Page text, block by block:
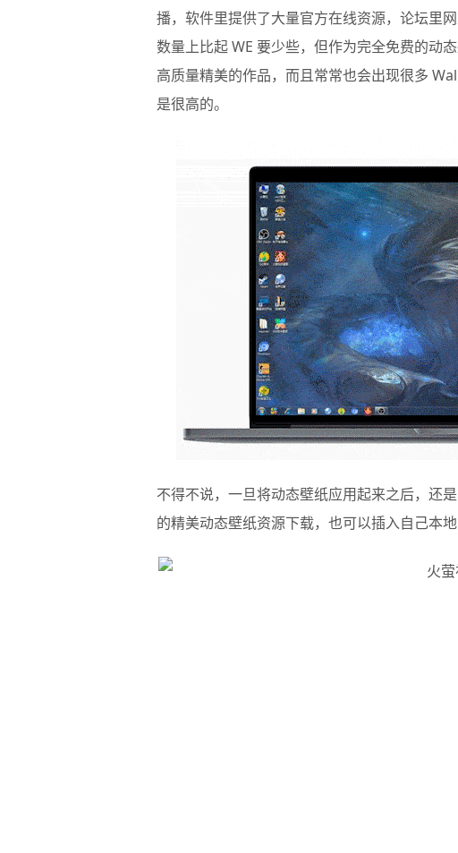
播，软件里提供了大量官方在线资源，论坛里
数量上比起 WE 要少些，但作为完全免费的动
高质量精美的作品，而且常常也会出现很多
是很高的。
不得不说，一旦将动态壁纸应用起来之后，还
的精美动态壁纸资源下载，也可以插入自己本